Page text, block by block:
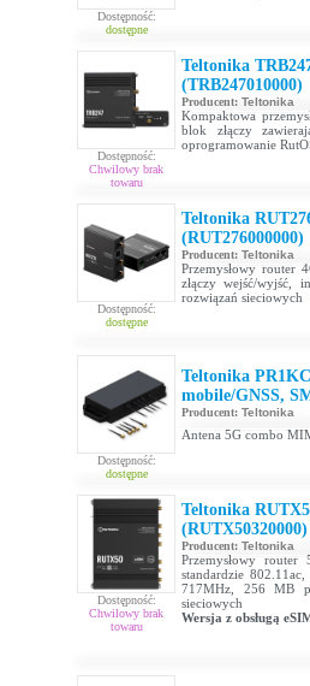
Dostępność:
dostępne
Dostępność:
Chwilowy brak
towaru
Teltonika
(TRB247010000)
Producent: Teltonika
Kompaktowa
blok złączy
oprogramowanie
Dostępność:
dostępne
Teltonika
(RUT276000000)
Producent: Teltonika
Przemysłowy router
złączy wejść/wyjść,
rozwiązań sieciowych
Dostępność:
dostępne
Teltonika
mobile/GNSS,
Producent: Teltonika
Antena 5G combo
Dostępność:
Chwilowy brak
towaru
Teltonika
(RUTX50320000)
Producent: Teltonika
Przemysłowy
standardzie
717MHz, 256 MB
sieciowych
Wersja z obsługą